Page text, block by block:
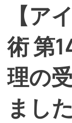
【ア
術 第
理の
ました